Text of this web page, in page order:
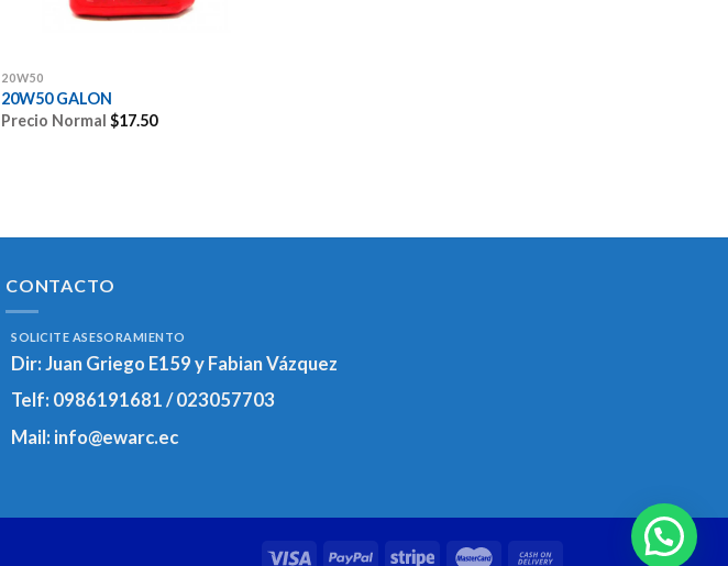
20W50
20W50 GALON
Precio Normal$17.50
CONTACTO
SOLICITE ASESORAMIENTO
Dir: Juan Griego E159 y Fabian Vázquez
Telf: 0986191681 / 023057703
Mail: info@ewarc.ec